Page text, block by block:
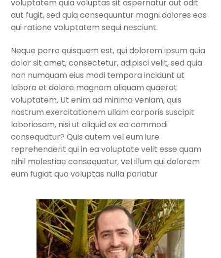
voluptatem quia voluptas sit aspernatur aut odit
aut fugit, sed quia consequuntur magni dolores eos
qui ratione voluptatem sequi nesciunt.
Neque porro quisquam est, qui dolorem ipsum quia
dolor sit amet, consectetur, adipisci velit, sed quia
non numquam eius modi tempora incidunt ut
labore et dolore magnam aliquam quaerat
voluptatem. Ut enim ad minima veniam, quis
nostrum exercitationem ullam corporis suscipit
laboriosam, nisi ut aliquid ex ea commodi
consequatur? Quis autem vel eum iure
reprehenderit qui in ea voluptate velit esse quam
nihil molestiae consequatur, vel illum qui dolorem
eum fugiat quo voluptas nulla pariatur